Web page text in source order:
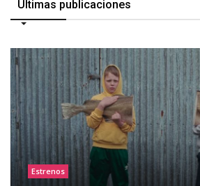
Últimas publicaciones
Estrenos